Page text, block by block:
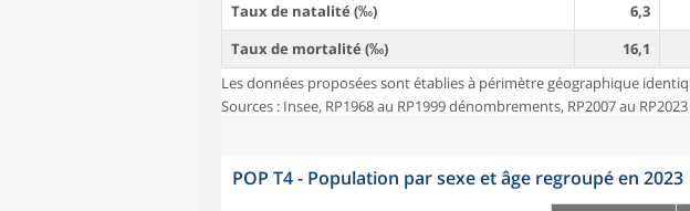
Taux de natalité (‰)
6,3
Taux de mortalité (‰)
16,1
Les données proposées sont établies à périmètre géographique
Sources : Insee, RP1968 au RP1999 dénombrements, RP2007 au
POP T4 - Population par sexe et âge regroupé en 2023